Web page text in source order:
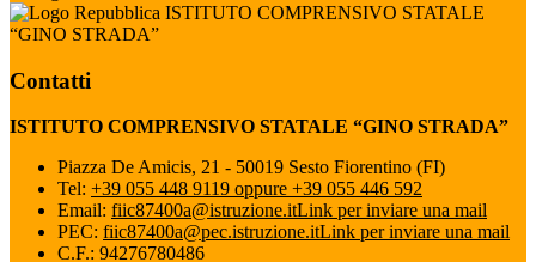
ISTITUTO COMPRENSIVO STATALE
“GINO STRADA”
Contatti
ISTITUTO COMPRENSIVO STATALE “GINO STRADA”
Piazza De Amicis, 21 - 50019 Sesto Fiorentino (FI)
Tel: +39 055 448 9119 oppure +39 055 446 592
Email: fiic87400a@istruzione.itLink per inviare una mail
PEC: fiic87400a@pec.istruzione.itLink per inviare una mail
C.F.: 94276780486